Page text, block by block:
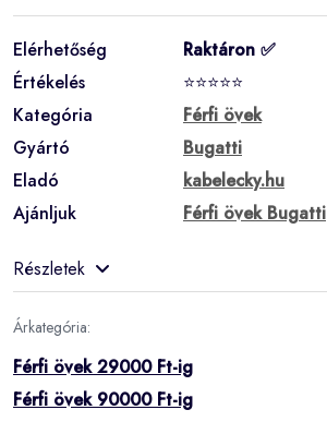
Elérhetőség
Raktáron ✅
Értékelés
⭐⭐⭐⭐⭐
Kategória
Férfi övek
Gyártó
Bugatti
Eladó
kabelecky.hu
Ajánljuk
Férfi övek Bugatti
Részletek
Árkategória:
Férfi övek 29000 Ft-ig
Férfi övek 90000 Ft-ig